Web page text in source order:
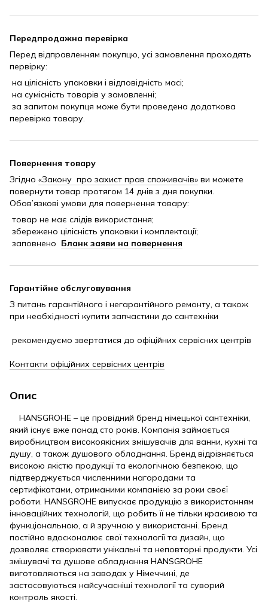
Передпродажна перевірка
Перед відправленням покупцю, усі замовлення проходять
первірку:
на цілісність упаковки і відповідність масі;
на сумісність товарів у замовленні;
за запитом покупця може бути проведена додаткова
перевірка товару.
Повернення товару
Згідно «Закону про захист прав споживачів» ви можете
повернути товар протягом 14 днів з дня покупки.
Обов’язкові умови для повернення товару:
товар не має слідів використання;
збережено цілісність упаковки і комплектації;
заповнено Бланк заяви на повернення
Гарантійне обслуговування
З питань гарантійного і негарантійного ремонту, а також
при необхідності купити запчастини до сантехніки
рекомендуємо звертатися до офіційних сервісних центрів
Контакти офіційних сервісних центрів
Опис
HANSGROHE – це провідний бренд німецької сантехніки,
який існує вже понад сто років. Компанія займається
виробництвом високоякісних змішувачів для ванни, кухні та
душу, а також душового обладнання. Бренд відрізняється
високою якістю продукції та екологічною безпекою, що
підтверджується численними нагородами та
сертифікатами, отриманими компанією за роки своєї
роботи. HANSGROHE випускає продукцію з використанням
інноваційних технологій, що робить її не тільки красивою та
функціональною, а й зручною у використанні. Бренд
постійно вдосконалює свої технології та дизайн, що
дозволяє створювати унікальні та неповторні продукти. Усі
змішувачі та душове обладнання HANSGROHE
виготовляються на заводах у Німеччині, де
застосовуються найсучасніші технології та суворий
контроль якості.